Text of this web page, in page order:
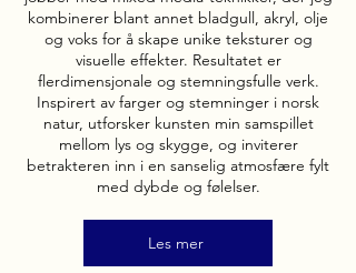
kombinerer blant annet bladgull, akryl, olje
og voks for å skape unike teksturer og
visuelle effekter. Resultatet er
flerdimensjonale og stemningsfulle verk.
Inspirert av farger og stemninger i norsk
natur, utforsker kunsten min samspillet
mellom lys og skygge, og inviterer
betrakteren inn i en sanselig atmosfære fylt
med dybde og følelser.
Les mer